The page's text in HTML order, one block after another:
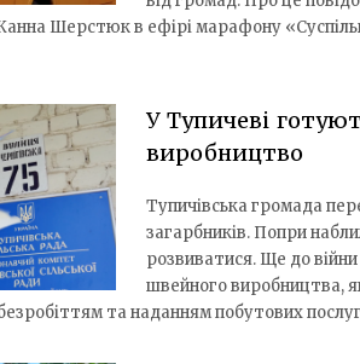
Шерстюк в ефірі марафону
У Тупичеві
виробництво
Тупичівська громада
загарбників. Попри
розвиватися. Ще до
швейного виробництва,
та наданням побутових